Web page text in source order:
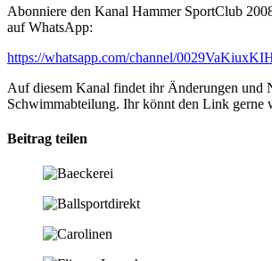
Abonniere den Kanal Hammer SportClub
auf WhatsApp:
https://whatsapp.com/channel/
Auf diesem Kanal findet ihr Änderungen und
Schwimmabteilung. Ihr könnt den Link gerne
Beitrag teilen